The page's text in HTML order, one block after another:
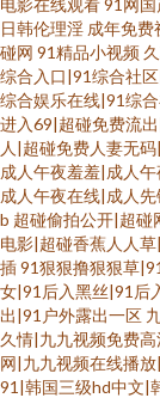
电影在线观看91网
日韩伦理淫 成年免费
碰网 91精品小视频
综合入口|91综合社
综合娱乐在线|91综
进入69|超碰免费流
人|超碰免费人妻无
成人午夜羞羞|成人
成人午夜在线|成人
b 超碰偷拍公开|超碰
电影|超碰香蕉人人
插91狠狠撸狠狠草
女|91后入黑丝|91后
出|91户外露出一区
久情|九九视频免费
网|九九视频在线播
91|韩国三级hd中文|